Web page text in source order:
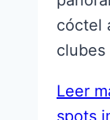
cóctel
Leer